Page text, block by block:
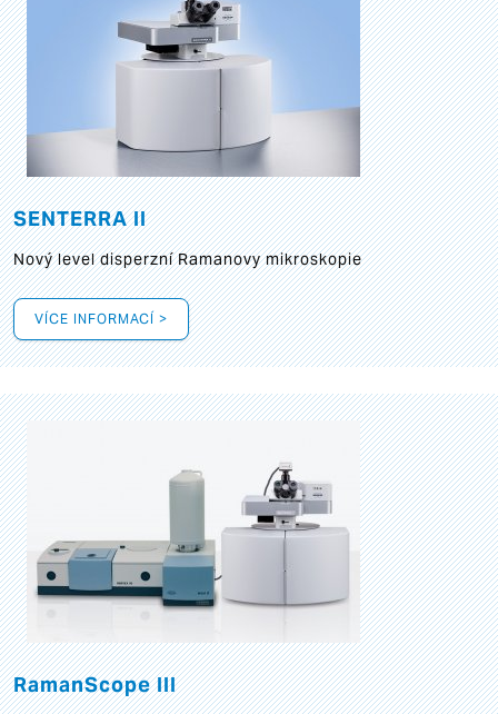
SENTERRA II
Nový level disperzní Ramanovy mikroskopie
VÍCE INFORMACÍ >
RamanScope III